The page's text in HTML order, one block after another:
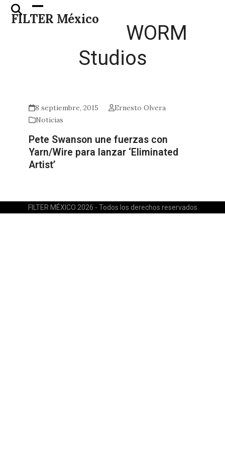
Skip
FILTER México
Open
mobile
Close
mobile
WORM
Studios
8 septiembre, 2015
Ernesto Olvera
Noticias
Pete Swanson une fuerzas con
Yarn/Wire para lanzar ‘Eliminated
Artist’
FILTER MÉXICO 2026 - Todos los derechos reservados